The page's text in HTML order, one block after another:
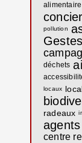
alimentaire
pollution
déchets
locaux
radeaux
agents
centre